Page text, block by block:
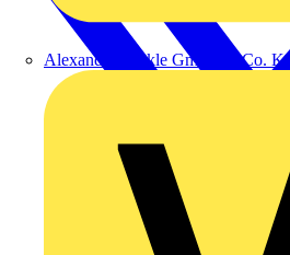
Alexander Bürkle GmbH & Co. KG